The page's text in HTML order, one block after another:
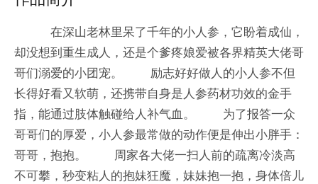
在深山老林里呆了千年的小人参，它盼着成仙，
却没想到重生成人，还是个爹疼娘爱被各界精英大佬哥
哥们溺爱的小团宠。 励志好好做人的小人参不但
长得好看又软萌，还携带自身是人参药材功效的金手
指，能通过肢体触碰给人补气血。 为了报答一众
哥哥们的厚爱，小人参最常做的动作便是伸出小胖手：
哥哥，抱抱。 周家各大佬一扫人前的疏离冷淡高
不可攀，秒变粘人的抱妹狂魔，妹妹抱一抱，身体倍儿